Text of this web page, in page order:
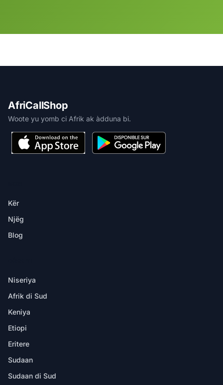
AfriCallShop
Woote yu yomb ci Afrik ak àdduna bi.
Kër
Njëg
Blog
Niseriya
Afrik di Sud
Keniya
Etiopi
Eritere
Sudaan
Sudaan di Sud